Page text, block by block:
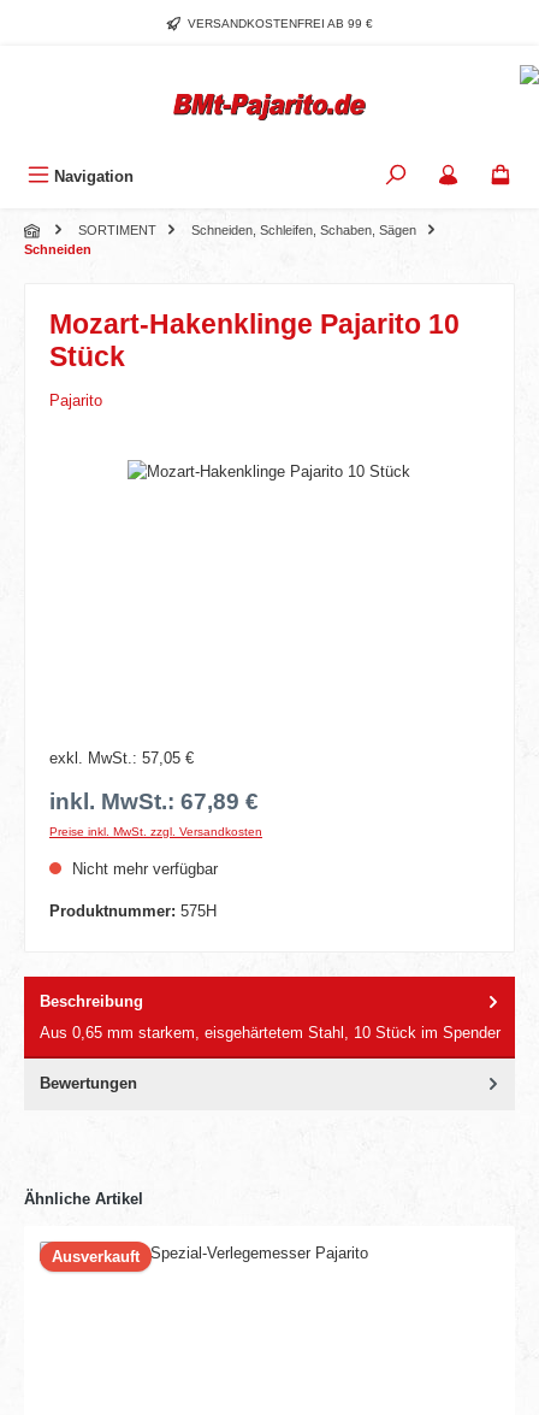
Zum Hauptinhalt springenVERSANDKOSTENFREI AB 99 €
Navigation
SORTIMENT
Schneiden, Schleifen, Schaben, Sägen
Schneiden
Mozart-Hakenklinge Pajarito 10
Stück
Pajarito
Bildergalerie überspringen
exkl. MwSt.: 57,05 €
inkl. MwSt.: 67,89 €
Preise inkl. MwSt. zzgl. Versandkosten
Nicht mehr verfügbar
Produktnummer: 575H
Beschreibung
Aus 0,65 mm starkem, eisgehärtetem Stahl, 10 Stück im Spender
Bewertungen
Ähnliche Artikel
Ausverkauft